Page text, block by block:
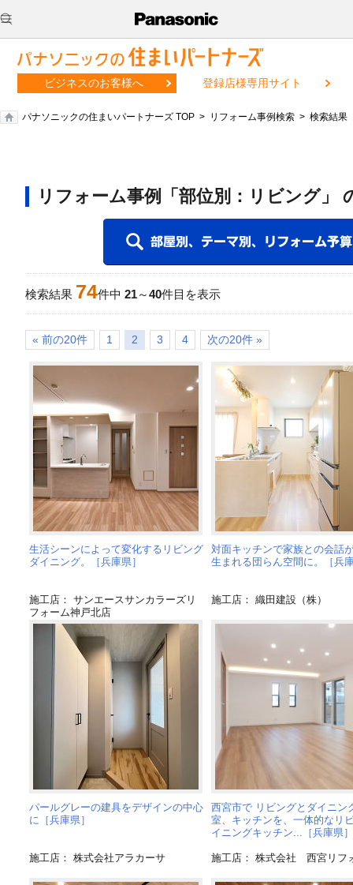
ビジネスのお客様へ 登録店様専用サイト
パナソニックの住まいパートナーズ TOP リフォーム事例検索 検索結果
リフォーム事例「部位別：リビング」
検索結果 74件中 21～40件目を表示
« 前の20件 1 2 3 4 次の20件 »
生活シーンによって変化するリビング
ダイニング。［兵庫県］
施工店： サンエースサンカラーズリ
フォーム神戸北店
対面キッチンで家族との会話
生まれる団らん空間に。［兵
施工店： 織田建設（株）
パールグレーの建具をデザインの中心
に［兵庫県］
施工店： 株式会社アラカーサ
西宮市で リビングとダイニン
室、キッチンを、一体的なリ
イニングキッチン...［兵庫県］
施工店： 株式会社 西宮リフ